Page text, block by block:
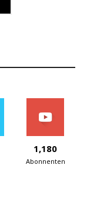
1,180
Abonnenten